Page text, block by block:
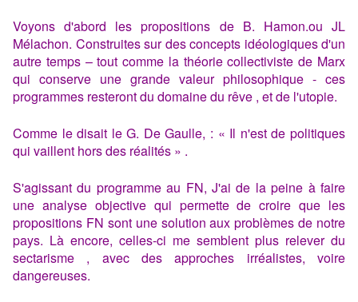
Voyons d'abord les propositions de B. Hamon.ou JL
Mélachon. Construites sur des concepts idéologiques d'un
autre temps – tout comme la théorie collectiviste de Marx
qui conserve une grande valeur philosophique - ces
programmes resteront du domaine du rêve , et de l'utopie.
Comme le disait le G. De Gaulle, : « Il n'est de politiques
qui vaillent hors des réalités » .
S'agissant du programme au FN, J'ai de la peine à faire
une analyse objective qui permette de croire que les
propositions FN sont une solution aux problèmes de notre
pays. Là encore, celles-ci me semblent plus relever du
sectarisme , avec des approches irréalistes, voire
dangereuses.